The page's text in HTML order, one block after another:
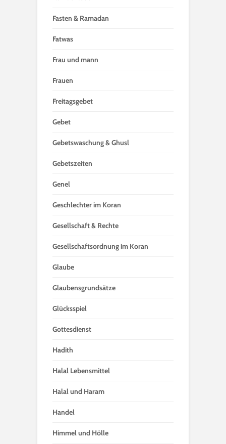
Fasten & Ramadan
Fatwas
Frau und mann
Frauen
Freitagsgebet
Gebet
Gebetswaschung & Ghusl
Gebetszeiten
Genel
Geschlechter im Koran
Gesellschaft & Rechte
Gesellschaftsordnung im Koran
Glaube
Glaubensgrundsätze
Glücksspiel
Gottesdienst
Hadith
Halal Lebensmittel
Halal und Haram
Handel
Himmel und Hölle